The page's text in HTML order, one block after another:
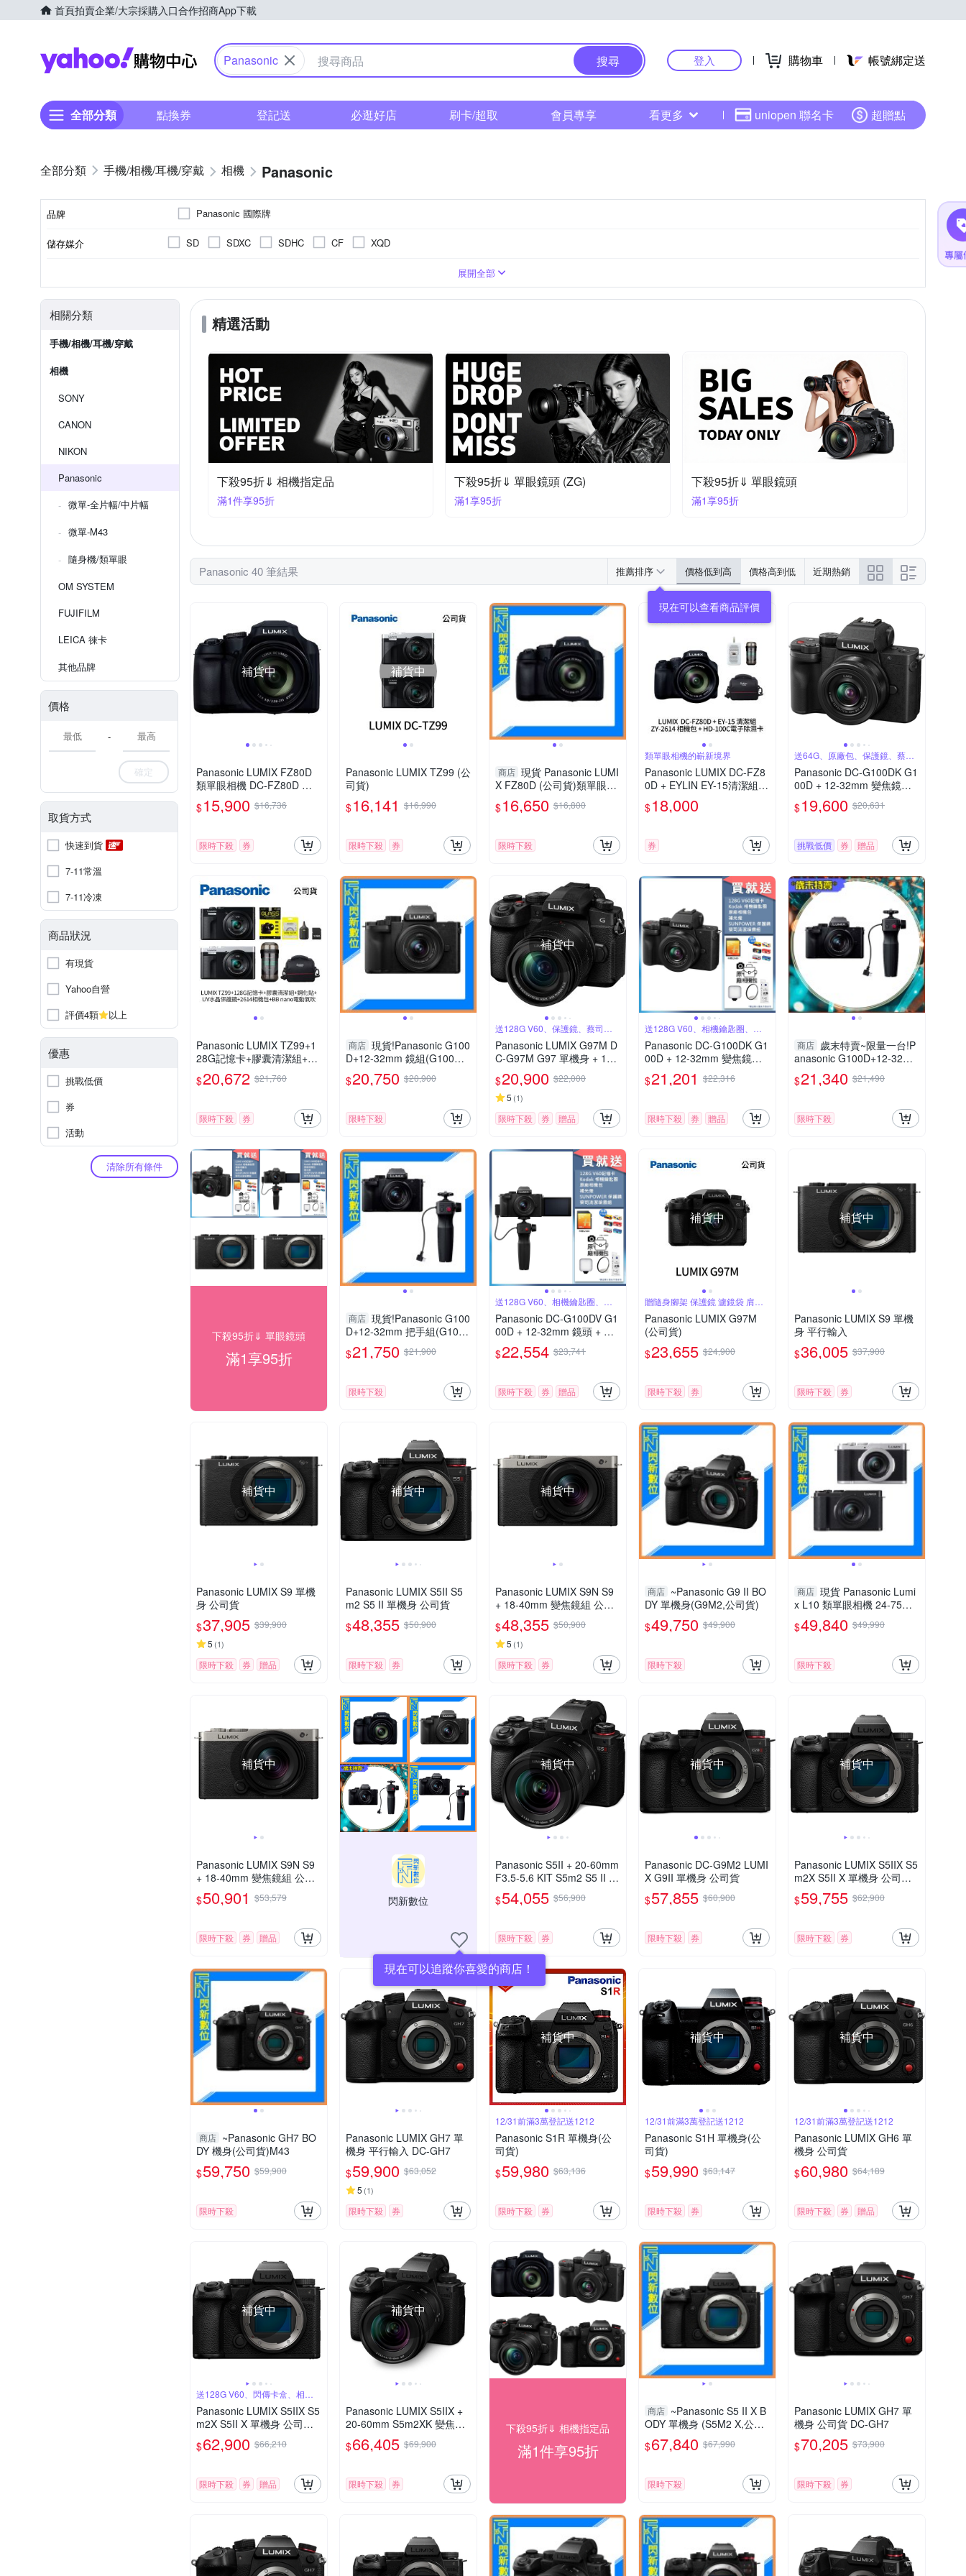
首頁拍賣企業/大宗採購入口合作招商App下載
Yahoo購物中心
Panasonic 搜尋 登入 購物車 帳號綁定送
全部分類 點換券 登記送 必逛好店 刷卡/超取 會員專享 看更多 uniopen 聯名卡 超贈點
手機/相機/耳機/穿戴 相機 Panasonic
品牌 Panasonic 國際牌
儲存媒介 SD SDXC SDHC CF XQD
BSI CMOS(高感光背照式)
4000萬像素以上 3001萬~5000萬像素
展開全部
相關分類
手機/相機/耳機/穿戴
相機
SONY
CANON
NIKON
Panasonic
微單-全片幅/中片幅
微單-M43
隨身機/類單眼
OM SYSTEM
FUJIFILM
LEICA 徠卡
其他品牌
價格
-
確定
取貨方式
快速到貨
7-11常溫
7-11冷凍
商品狀況
有現貨
Yahoo自營
評價4顆
以上
優惠
挑戰低價
券
活動
清除所有條件
精選活動
下殺95折⇓ 相機指定品
滿1件享95折
下殺95折⇓ 單眼鏡頭 (ZG)
滿1享95折
下殺95折⇓ 單眼鏡頭
滿1享95折
Panasonic 40 筆結果 推薦排序 價格低到高 價格高到低 近期熱銷
補貨中
Panasonic LUMIX FZ80D
類單眼相機 DC-FZ80D 公
司貨
$15,900 $16,736
限時下殺 券
補貨中
Panasonic LUMIX TZ99 (公
司貨)
$16,141 $16,990
限時下殺 券
商店 現貨 Panasonic LUMI
X FZ80D (公司貨)類單眼相
$16,650 $16,800
限時下殺
類單眼相機的嶄新境界
Panasonic LUMIX DC-FZ8
0D + EYLIN EY-15清潔組 +
SunLight ZY-2614相機包 +
EirMai 銳瑪 HD-100C電子
$18,000
券
送64G、原廠包、保護鏡、蔡司
噴罐
Panasonic DC-G100DK G1
00D + 12-32mm 變焦鏡組
公司貨
$19,600 $20,631
挑戰低價 券 贈品
Panasonic LUMIX TZ99+1
28G記憶卡+膠囊清潔組+鋼
化貼+水晶保護鏡+2614相機
包+NITECORE BB nano 迷
$20,672 $21,760
限時下殺 券
商店 現貨!Panasonic G100
D+12-32mm 鏡組(G100D+
1232，公司貨)G100
$20,750 $20,900
限時下殺
補貨中
送128G V60、保護鏡、蔡司噴
霧組
Panasonic LUMIX G97M D
C-G97M G97 單機身 + 12-
60mm 變焦鏡組 公司貨
$20,900 $22,000
5 (1)
限時下殺 券 贈品
送128G V60、相機鑰匙圈、原
廠包
Panasonic DC-G100DK G1
00D + 12-32mm 變焦鏡組
公司貨
$21,201 $22,316
限時下殺 券 贈品
商店 歲末特賣~限量一台!P
anasonic G100D+12-32m
m 把手組(G100D+1232+S
HGR2，公司貨)
$21,340 $21,490
限時下殺
下殺95折⇓ 單眼鏡頭
滿1享95折
商店 現貨!Panasonic G100
D+12-32mm 把手組(G100
D+1232+SHGR2，公司貨)
G100
$21,750 $21,900
限時下殺
送128G V60、相機鑰匙圈、原
廠包
Panasonic DC-G100DV G1
00D + 12-32mm 鏡頭 + DM
W-SHGR2 三腳架握把組 公
司貨
$22,554 $23,741
限時下殺 券 贈品
補貨中
贈隨身腳架 保護鏡 濾鏡袋 肩帶
氣吹
Panasonic LUMIX G97M
(公司貨)
$23,655 $24,900
限時下殺 券
補貨中
Panasonic LUMIX S9 單機
身 平行輸入
$36,005 $37,900
限時下殺 券
補貨中
Panasonic LUMIX S9 單機
身 公司貨
$37,905 $39,900
5 (1)
限時下殺 券 贈品
補貨中
Panasonic LUMIX S5II S5
m2 S5 II 單機身 公司貨
$48,355 $50,900
限時下殺 券
補貨中
Panasonic LUMIX S9N S9
+ 18-40mm 變焦鏡組 公司
$48,355 $50,900
5 (1)
限時下殺 券
商店 ~Panasonic G9 II BO
DY 單機身(G9M2,公司貨)
$49,750 $49,900
限時下殺
商店 現貨 Panasonic Lumi
x L10 類單眼相機 24-75mm
(DC-L10,公司貨)
$49,840 $49,990
限時下殺
補貨中
Panasonic LUMIX S9N S9
+ 18-40mm 變焦鏡組 公司
貨
$50,901 $53,579
限時下殺 券 贈品
閃新數位
現在可以追蹤你喜愛的商店！
補貨中
Panasonic S5II + 20-60mm
F3.5-5.6 KIT S5m2 S5 II 變
焦鏡組 公司貨
$54,055 $56,900
限時下殺 券
補貨中
Panasonic DC-G9M2 LUMI
X G9II 單機身 公司貨
$57,855 $60,900
限時下殺 券
補貨中
Panasonic LUMIX S5IIX S5
m2X S5II X 單機身 公司貨
DC-S5M2X
$59,755 $62,900
限時下殺 券
商店 ~Panasonic GH7 BO
DY 機身(公司貨)M43
$59,750 $59,900
限時下殺
Panasonic LUMIX GH7 單
機身 平行輸入 DC-GH7
$59,900 $63,052
5 (1)
限時下殺 券
補貨中
12/31前滿3萬登記送1212
Panasonic S1R 單機身(公
司貨)
$59,980 $63,136
限時下殺 券
補貨中
12/31前滿3萬登記送1212
Panasonic S1H 單機身(公
司貨)
$59,990 $63,147
限時下殺 券
補貨中
12/31前滿3萬登記送1212
Panasonic LUMIX GH6 單
機身 公司貨
$60,980 $64,189
限時下殺 券 贈品
補貨中
送128G V60、閃傳卡盒、相機
鑰匙圈
Panasonic LUMIX S5IIX S5
m2X S5II X 單機身 公司貨
DC-S5M2X
$62,900 $66,210
限時下殺 券 贈品
補貨中
Panasonic LUMIX S5IIX +
20-60mm S5m2XK 變焦鏡
組 公司貨 DC-S5M2XK
$66,405 $69,900
限時下殺 券
下殺95折⇓ 相機指定品
滿1件享95折
商店 ~Panasonic S5 II X B
ODY 單機身 (S5M2 X,公司
貨)S 5IIX
$67,840 $67,990
限時下殺
Panasonic LUMIX GH7 單
機身 公司貨 DC-GH7
$70,205 $73,900
限時下殺 券